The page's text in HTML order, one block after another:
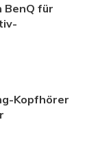
BenQ für
Kopfhörer